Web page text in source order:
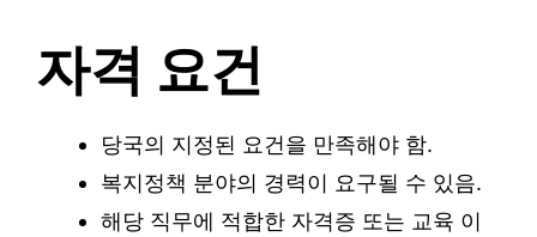
자격 요건
당국의 지정된 요건을 만족해야 함.
복지정책 분야의 경력이 요구될 수 있음.
해당 직무에 적합한 자격증 또는 교육 이